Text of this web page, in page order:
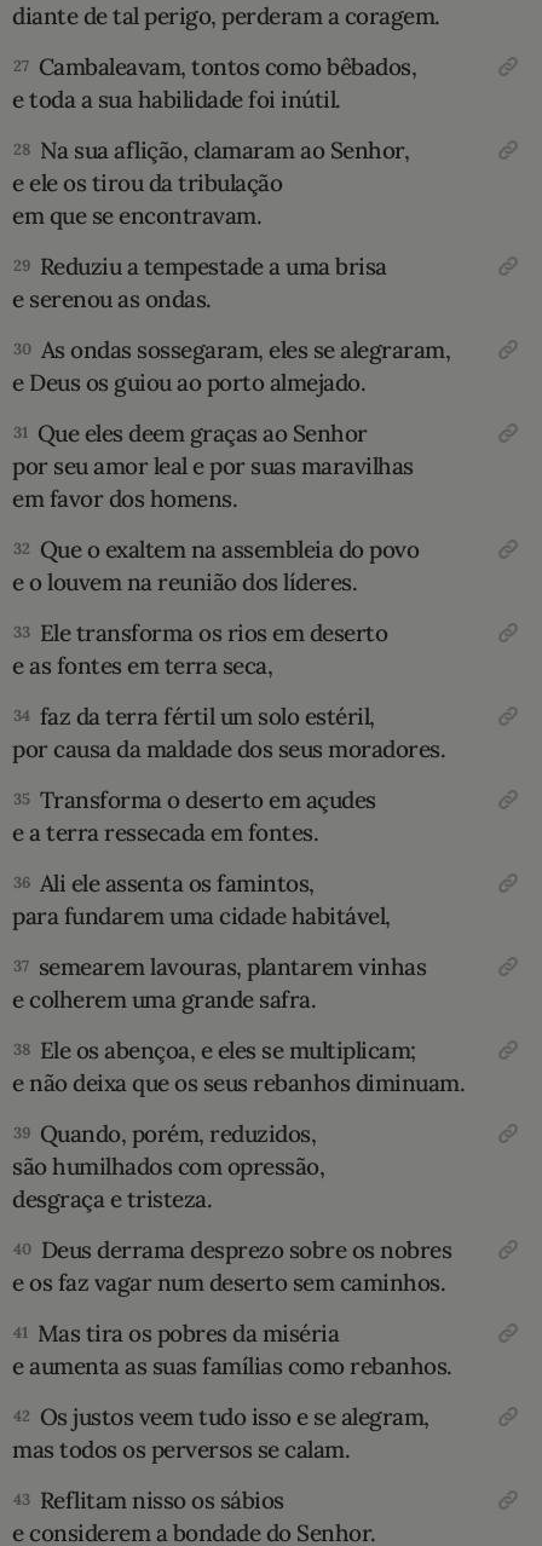
diante de tal perigo, perderam a coragem.
27 Cambaleavam, tontos como bêbados,
e toda a sua habilidade foi inútil.
28 Na sua aflição, clamaram ao Senhor,
e ele os tirou da tribulação
em que se encontravam.
29 Reduziu a tempestade a uma brisa
e serenou as ondas.
30 As ondas sossegaram, eles se alegraram,
e Deus os guiou ao porto almejado.
31 Que eles deem graças ao Senhor
por seu amor leal e por suas maravilhas
em favor dos homens.
32 Que o exaltem na assembleia do povo
e o louvem na reunião dos líderes.
33 Ele transforma os rios em deserto
e as fontes em terra seca,
34 faz da terra fértil um solo estéril,
por causa da maldade dos seus moradores.
35 Transforma o deserto em açudes
e a terra ressecada em fontes.
36 Ali ele assenta os famintos,
para fundarem uma cidade habitável,
37 semearem lavouras, plantarem vinhas
e colherem uma grande safra.
38 Ele os abençoa, e eles se multiplicam;
e não deixa que os seus rebanhos diminuam.
39 Quando, porém, reduzidos,
são humilhados com opressão,
desgraça e tristeza.
40 Deus derrama desprezo sobre os nobres
e os faz vagar num deserto sem caminhos.
41 Mas tira os pobres da miséria
e aumenta as suas famílias como rebanhos.
42 Os justos veem tudo isso e se alegram,
mas todos os perversos se calam.
43 Reflitam nisso os sábios
e considerem a bondade do Senhor.